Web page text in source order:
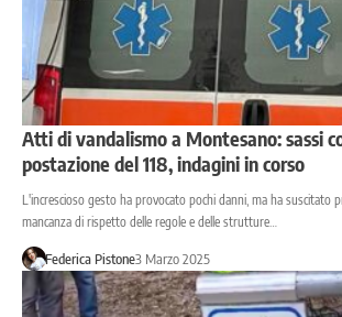
Atti di vandalismo a Montesano: sassi
postazione del 118, indagini in corso
L'increscioso gesto ha provocato pochi danni, ma ha suscitato
mancanza di rispetto delle regole e delle strutture…
Federica Pistone3 Marzo 2025